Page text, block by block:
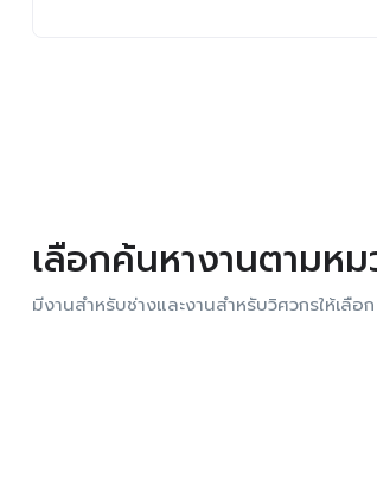
เลือกค้นหางานตามห
มีงานสำหรับช่างและงานสำหรับวิศวกรให้เลือก